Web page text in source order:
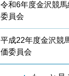
令和6年度金沢競
委員会
平成22年度金沢競
価委員会